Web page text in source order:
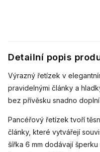
Detailní popis
Výrazný řetízek v
pravidelnými články a
bez přívěsku snadno
Pancéřový řetízek tvoří
články, které vytvářejí
šířka 6 mm dodávají